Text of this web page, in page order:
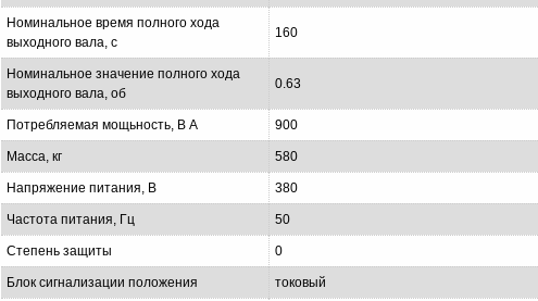
Номинальное время полного хода
выходного вала, с
160
Номинальное значение полного хода
выходного вала, об
0.63
Потребляемая мощьность, В А 900
Масса, кг 580
Напряжение питания, В 380
Частота питания, Гц 50
Степень защиты 0
Блок сигнализации положения токовый